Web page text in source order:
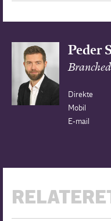
Peder
Direkte
Mobil
E-mail